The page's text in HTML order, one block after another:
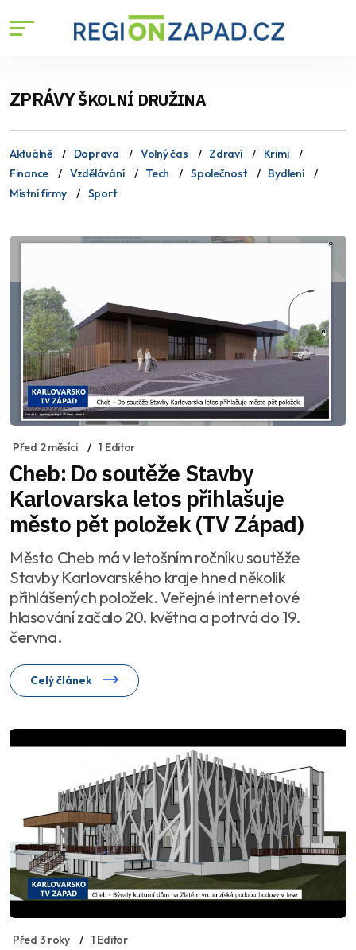
ZPRÁVYŠKOLNÍ DRUŽINA
Aktuálně Doprava Volný čas Zdraví
Krimi
Finance
Vzdělávání Tech Společnost
Bydlení
Místní firmy
Sport
Před 2 měsíci 1 Editor
Cheb: Do soutěže Stavby
Karlovarska letos přihlašuje
město pět položek (TV Západ)
Město Cheb má v letošním ročníku soutěže
Stavby Karlovarského kraje hned několik
přihlášených položek. Veřejné internetové
hlasování začalo 20. května a potrvá do 19.
června.
Celý článek
Před 3 roky 1 Editor